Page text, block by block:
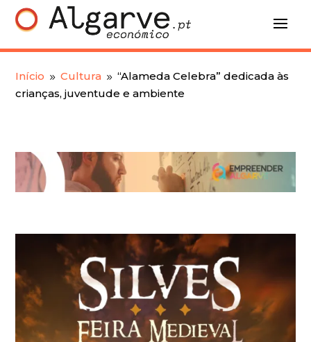
Início 9 Cultura 9 “Alameda Celebra” dedicada às
crianças, juventude e ambiente